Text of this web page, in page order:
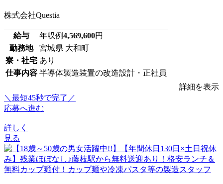
株式会社Questia
給与 年収例4,569,600円
勤務地
宮城県 大和町
寮・社宅 あり
仕事内容 半導体製造装置の改造設計・正社員
詳細を表示
＼最短45秒で完了／
応募へ進む
詳しく
見る